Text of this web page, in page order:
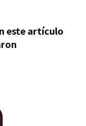
este artículo